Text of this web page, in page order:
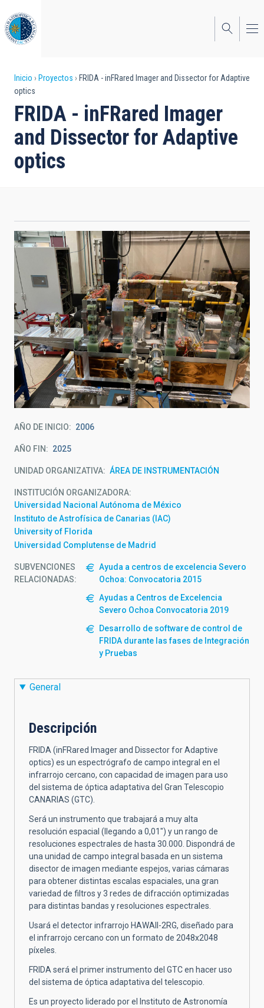
al
contenido
principal
Sobrescribir
enlaces
de
ayuda
a
Inicio Proyectos
FRIDA - inFRared Imager and Dissector for Adaptive
optics
FRIDA - inFRared Imager
and Dissector for Adaptive
optics
AÑO DE INICIO 2006
AÑO FIN 2025
UNIDAD ORGANIZATIVA ÁREA DE INSTRUMENTACIÓN
INSTITUCIÓN ORGANIZADORA
Universidad Nacional Autónoma de México
Instituto de Astrofísica de Canarias (IAC)
University of Florida
Universidad Complutense de Madrid
SUBVENCIONES
RELACIONADAS:
Ayuda a centros de excelencia Severo
Ochoa: Convocatoria 2015
Ayudas a Centros de Excelencia
Severo Ochoa Convocatoria 2019
Desarrollo de software de control de
FRIDA durante las fases de Integración
y Pruebas
General
Descripción
FRIDA (inFRared Imager and Dissector for Adaptive
optics) es un espectrógrafo de campo integral en el
infrarrojo cercano, con capacidad de imagen para uso
del sistema de óptica adaptativa del Gran Telescopio
CANARIAS (GTC).
Será un instrumento que trabajará a muy alta
resolución espacial (llegando a 0,01") y un rango de
resoluciones espectrales de hasta 30.000. Dispondrá de
una unidad de campo integral basada en un sistema
disector de imagen mediante espejos, varias cámaras
para obtener distintas escalas espaciales, una gran
variedad de filtros y 3 redes de difracción optimizadas
para distintas bandas y resoluciones espectrales.
Usará el detector infrarrojo HAWAII-2RG, diseñado para
el infrarrojo cercano con un formato de 2048x2048
píxeles.
FRIDA será el primer instrumento del GTC en hacer uso
del sistema de óptica adaptativa del telescopio.
Es un proyecto liderado por el Instituto de Astronomía